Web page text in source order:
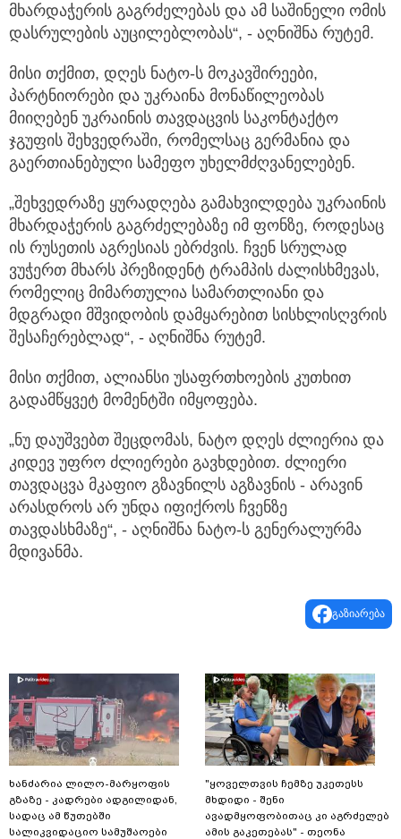
მხარდაჭერის გაგრძელებას და ამ საშინელი ომის
დასრულების აუცილებლობას“, - აღნიშნა რუტემ.
მისი თქმით, დღეს ნატო-ს მოკავშირეები,
პარტნიორები და უკრაინა მონაწილეობას
მიიღებენ უკრაინის თავდაცვის საკონტაქტო
ჯგუფის შეხვედრაში, რომელსაც გერმანია და
გაერთიანებული სამეფო უხელმძღვანელებენ.
„შეხვედრაზე ყურადღება გამახვილდება უკრაინის
მხარდაჭერის გაგრძელებაზე იმ ფონზე, როდესაც
ის რუსეთის აგრესიას ებრძვის. ჩვენ სრულად
ვუჭერთ მხარს პრეზიდენტ ტრამპის ძალისხმევას,
რომელიც მიმართულია სამართლიანი და
მდგრადი მშვიდობის დამყარებით სისხლისღვრის
შესაჩერებლად“, - აღნიშნა რუტემ.
მისი თქმით, ალიანსი უსაფრთხოების კუთხით
გადამწყვეტ მომენტში იმყოფება.
„ნუ დაუშვებთ შეცდომას, ნატო დღეს ძლიერია და
კიდევ უფრო ძლიერები გავხდებით. ძლიერი
თავდაცვა მკაფიო გზავნილს აგზავნის - არავინ
არასდროს არ უნდა იფიქროს ჩვენზე
თავდასხმაზე“, - აღნიშნა ნატო-ს გენერალურმა
მდივანმა.
გაზიარება
ხანძარია ლილო-მარყოფის
გზაზე - კადრები ადგილიდან,
სადაც ამ წუთებში
სალიკვიდაციო სამუშაოები
"ყოველთვის ჩემზე უკეთესს
მხდიდი - შენი
ავადმყოფობითაც კი აგრძელებ
ამის გაკეთებას" - თეონა